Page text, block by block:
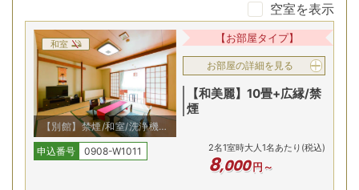
川治の名湯満喫！旅の疲れを癒すひとときを
空室を表示
和室
【別館】禁煙/和室/洗浄機能
付トイレ付
【お部屋タイプ】
お部屋の詳細を見る
【和美麗】10畳+広縁/禁
煙
申込番号 0908-W1011 2名1室時大人1名あたり(税込)
8,000円～